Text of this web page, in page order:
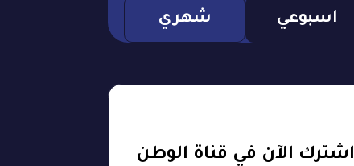
اسبوعي شهري
اشترك الآن في قناة الوطن